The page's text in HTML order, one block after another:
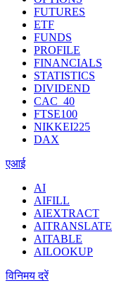
FUTURES
ETF
FUNDS
PROFILE
FINANCIALS
STATISTICS
DIVIDEND
CAC_40
FTSE100
NIKKEI225
DAX
एआई
AI
AIFILL
AIEXTRACT
AITRANSLATE
AITABLE
AILOOKUP
विनिमय दरें